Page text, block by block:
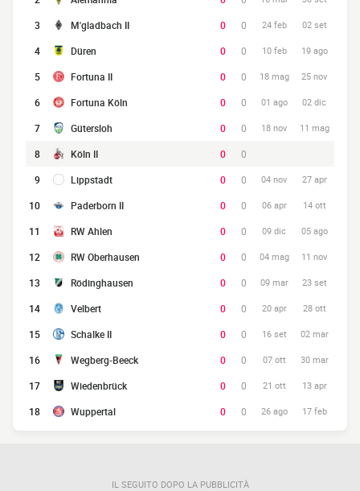
3 M'gladbach II 0 0 24 feb 02 set
4 Düren 0 0 10 feb 19 ago
5 Fortuna II 0 0 18 mag 25 nov
6 Fortuna Köln 0 0 01 ago 02 dic
7 Gütersloh 0 0 18 nov 11 mag
8 Köln II 0
0
9
Lippstadt 0 0 04 nov 27 apr
10 Paderborn II 0 0 06 apr 14 ott
11 RW Ahlen 0 0 09 dic 05 ago
12 RW Oberhausen 0 0 04 mag 11 nov
13 Rödinghausen 0 0 09 mar 23 set
14 Velbert 0 0 20 apr 28 ott
15 Schalke II 0 0 16 set 02 mar
16 Wegberg-Beeck 0 0 07 ott 30 mar
17 Wiedenbrück 0 0 21 ott 13 apr
18 Wuppertal 0 0 26 ago 17 feb
IL SEGUITO DOPO LA PUBBLICITÀ